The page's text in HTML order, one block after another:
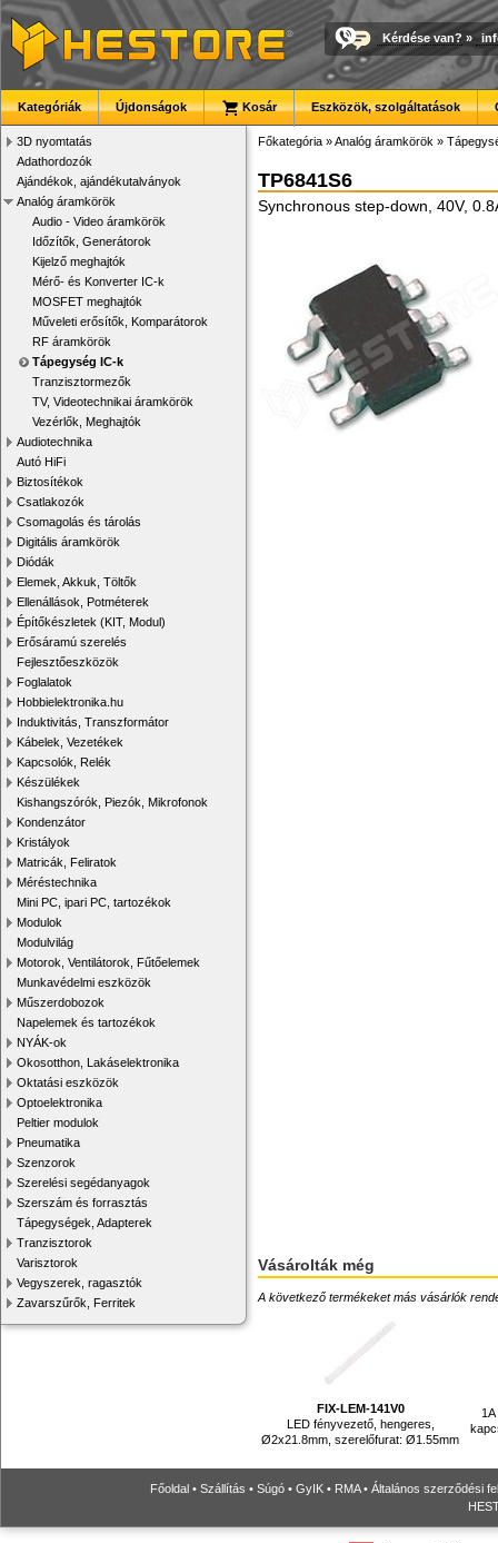
Kérdése van? »
Kategóriák Újdonságok Kosár Eszközök, szolgáltatások
3D nyomtatás
Adathordozók
Ajándékok, ajándékutalványok
Analóg áramkörök
Audio - Video áramkörök
Időzítők, Generátorok
Kijelző meghajtók
Mérő- és Konverter IC-k
MOSFET meghajtók
Műveleti erősítők, Komparátorok
RF áramkörök
Tápegység IC-k
Tranzisztormezők
TV, Videotechnikai áramkörök
Vezérlők, Meghajtók
Audiotechnika
Autó HiFi
Biztosítékok
Csatlakozók
Csomagolás és tárolás
Digitális áramkörök
Diódák
Elemek, Akkuk, Töltők
Ellenállások, Potméterek
Építőkészletek (KIT, Modul)
Erősáramú szerelés
Fejlesztőeszközök
Foglalatok
Hobbielektronika.hu
Induktivitás, Transzformátor
Kábelek, Vezetékek
Kapcsolók, Relék
Készülékek
Kishangszórók, Piezók, Mikrofonok
Kondenzátor
Kristályok
Matricák, Feliratok
Méréstechnika
Mini PC, ipari PC, tartozékok
Modulok
Modulvilág
Motorok, Ventilátorok, Fűtőelemek
Munkavédelmi eszközök
Műszerdobozok
Napelemek és tartozékok
NYÁK-ok
Okosotthon, Lakáselektronika
Oktatási eszközök
Optoelektronika
Peltier modulok
Pneumatika
Szenzorok
Szerelési segédanyagok
Szerszám és forrasztás
Tápegységek, Adapterek
Tranzisztorok
Varisztorok
Vegyszerek, ragasztók
Zavarszűrők, Ferritek
Főkategória »Analóg áramkörök »
TP6841S6
Synchronous step-down, 40V,
Vásárolták még
A következő termékeket más vásárlók
FIX-LEM-141V0
LED fényvezető, hengeres,
Ø2x21.8mm, szerelőfurat: Ø1.55mm
Főoldal • Szállítás • Súgó • GyIK • RMA• Általános szerződési